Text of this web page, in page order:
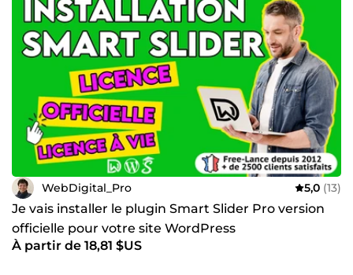
WebDigital_Pro 5,0 (13)
Je vais installer le plugin Smart Slider Pro version
officielle pour votre site WordPress
À partir de 18,81 $US